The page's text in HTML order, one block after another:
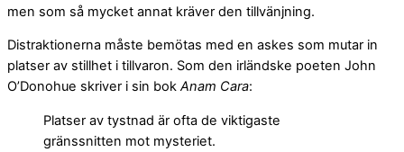
men som så mycket annat kräver den tillvänjning.
Distraktionerna måste bemötas med en askes som mutar in
platser av stillhet i tillvaron. Som den irländske poeten John
O’Donohue skriver i sin bok Anam Cara:
Platser av tystnad är ofta de viktigaste
gränssnitten mot mysteriet.